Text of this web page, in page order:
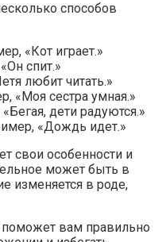
способов
«Кот играет.»
спит.»
любит читать.»
«Моя сестра умная.»
дети радуются.»
«Дождь идет.»
свои особенности и
может быть в
изменяется в роде,
поможет вам правильно